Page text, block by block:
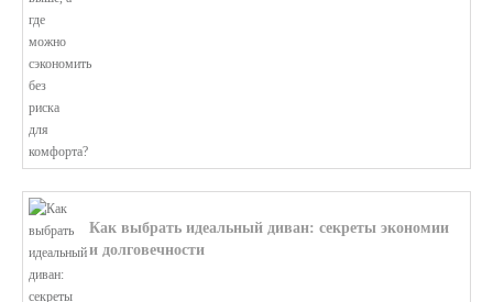
Как выбрать идеальный диван: секреты экономии
и долговечности